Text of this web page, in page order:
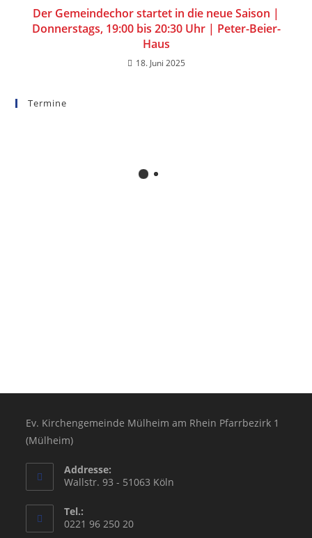
Der Gemeindechor startet in die neue Saison |
Donnerstags, 19:00 bis 20:30 Uhr | Peter-Beier-
Haus
18. Juni 2025
Termine
Ev. Kirchengemeinde Mülheim am Rhein Pfarrbezirk 1
(Mülheim)
Addresse:
Wallstr. 93 - 51063 Köln
Tel.:
0221 96 250 20